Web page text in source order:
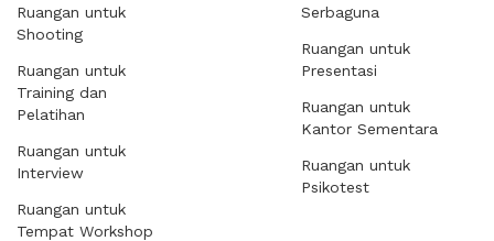
Ruangan untuk
Shooting
Ruangan untuk
Training dan
Pelatihan
Ruangan untuk
Interview
Ruangan untuk
Tempat Workshop
Serbaguna
Ruangan untuk
Presentasi
Ruangan untuk
Kantor Sementara
Ruangan untuk
Psikotest